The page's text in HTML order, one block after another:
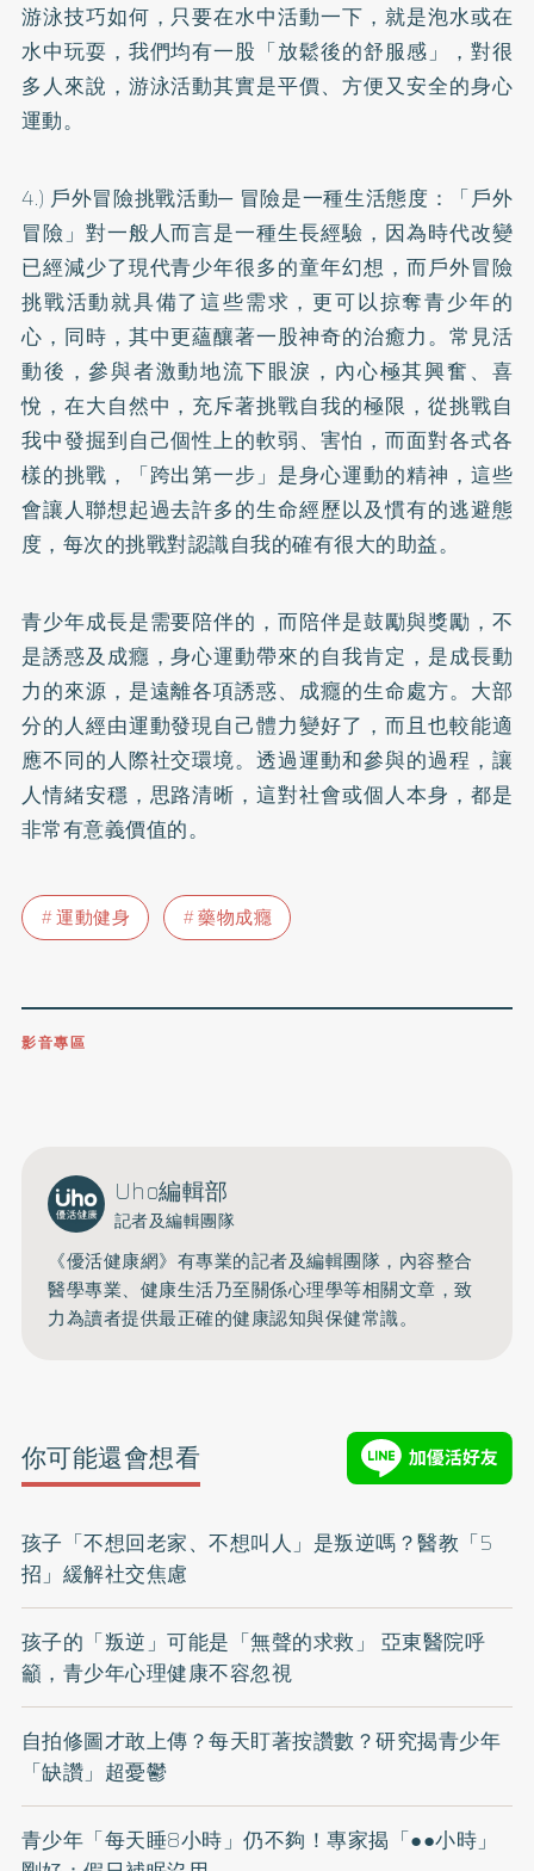
游泳技巧如何，只要在水中活動一下，就是泡水或在
水中玩耍，我們均有一股「放鬆後的舒服感」，對很
多人來說，游泳活動其實是平價、方便又安全的身心
運動。
4.) 戶外冒險挑戰活動─ 冒險是一種生活態度：「戶外
冒險」對一般人而言是一種生長經驗，因為時代改變
已經減少了現代青少年很多的童年幻想，而戶外冒險
挑戰活動就具備了這些需求，更可以掠奪青少年的
心，同時，其中更蘊釀著一股神奇的治癒力。常見活
動後，參與者激動地流下眼淚，內心極其興奮、喜
悅，在大自然中，充斥著挑戰自我的極限，從挑戰自
我中發掘到自己個性上的軟弱、害怕，而面對各式各
樣的挑戰，「跨出第一步」是身心運動的精神，這些
會讓人聯想起過去許多的生命經歷以及慣有的逃避態
度，每次的挑戰對認識自我的確有很大的助益。
青少年成長是需要陪伴的，而陪伴是鼓勵與獎勵，不
是誘惑及成癮，身心運動帶來的自我肯定，是成長動
力的來源，是遠離各項誘惑、成癮的生命處方。大部
分的人經由運動發現自己體力變好了，而且也較能適
應不同的人際社交環境。透過運動和參與的過程，讓
人情緒安穩，思路清晰，這對社會或個人本身，都是
非常有意義價值的。
運動健身 藥物成癮
影音專區
Uho編輯部
記者及編輯團隊
《優活健康網》有專業的記者及編輯團隊，內容整合
醫學專業、健康生活乃至關係心理學等相關文章，致
力為讀者提供最正確的健康認知與保健常識。
你可能還會想看
孩子「不想回老家、不想叫人」是叛逆嗎？醫教「5
招」緩解社交焦慮
孩子的「叛逆」可能是「無聲的求救」 亞東醫院呼
籲，青少年心理健康不容忽視
自拍修圖才敢上傳？每天盯著按讚數？研究揭青少年
「缺讚」超憂鬱
青少年「每天睡8小時」仍不夠！專家揭「●●小時」